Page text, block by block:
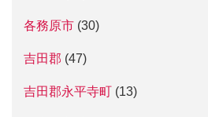
各務原市 (30)
吉田郡 (47)
吉田郡永平寺町 (13)